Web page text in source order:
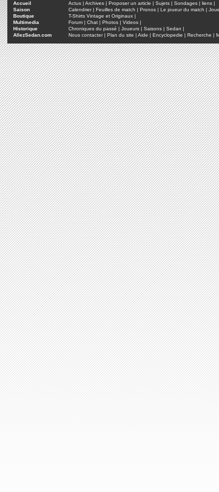
Accueil Actus | Archives | Proposer un article | Sujets | Sondages | liens |
Saison
Calendrier| Feuilles de match | Pronos | Le joueur du match |
Boutique
T-Shirts Vintage et Originaux |
Multimedia
Forum | Chat | Photos | Videos |
Historique
Chroniques du passé | Joueurs | Saisons | Sedan |
AllezSedan.com
Nous contacter| Plan du site | Aide | Encyclopedie | Recherche |